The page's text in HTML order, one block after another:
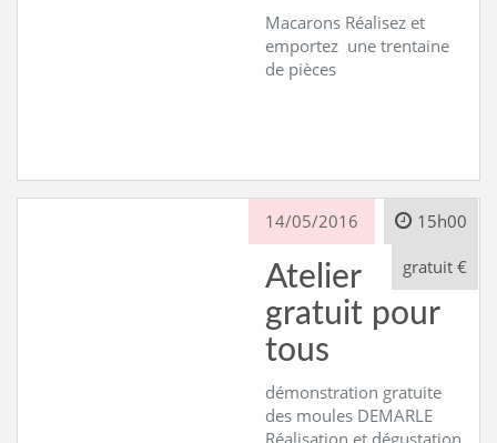
Macarons Réalisez et
emportez une trentaine
de pièces
14/05/2016 15h00
gratuit €
Atelier
gratuit pour
tous
démonstration gratuite
des moules DEMARLE
Réalisation et dégustation